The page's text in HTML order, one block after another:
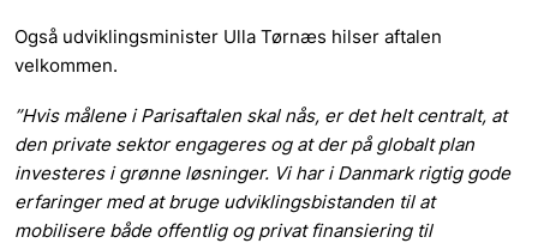
Også udviklingsminister Ulla Tørnæs hilser aftalen
velkommen.
”Hvis målene i Parisaftalen skal nås, er det helt centralt, at
den private sektor engageres og at der på globalt plan
investeres i grønne løsninger. Vi har i Danmark rigtig gode
erfaringer med at bruge udviklingsbistanden til at
mobilisere både offentlig og privat finansiering til